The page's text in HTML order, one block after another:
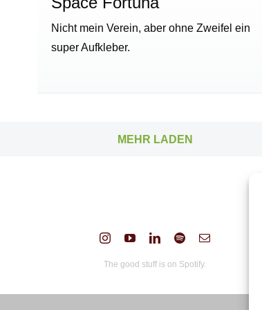
Nicht mein Verein, aber ohne Zweifel ein
super Aufkleber.
MEHR LADEN
The good stuff is on Spotify.